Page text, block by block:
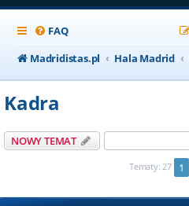
FAQ
Madridistas.pl
Hala Madrid
Kadra
NOWY TEMAT
Tematy: 27 1